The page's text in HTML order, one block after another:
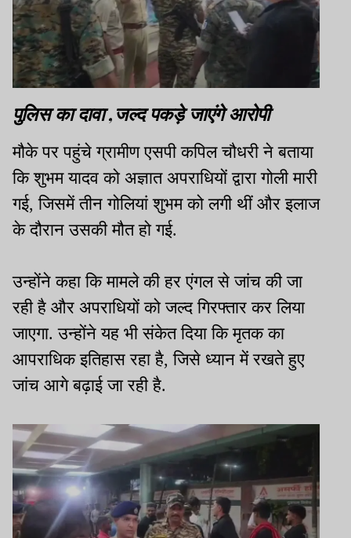
पुलिस का दावा ,जल्द पकड़े जाएंगे आरोपी
मौके पर पहुंचे ग्रामीण एसपी कपिल चौधरी ने बताया
कि शुभम यादव को अज्ञात अपराधियों द्वारा गोली मारी
गई, जिसमें तीन गोलियां शुभम को लगी थीं और इलाज
के दौरान उसकी मौत हो गई.
उन्होंने कहा कि मामले की हर एंगल से जांच की जा
रही है और अपराधियों को जल्द गिरफ्तार कर लिया
जाएगा. उन्होंने यह भी संकेत दिया कि मृतक का
आपराधिक इतिहास रहा है, जिसे ध्यान में रखते हुए
जांच आगे बढ़ाई जा रही है.